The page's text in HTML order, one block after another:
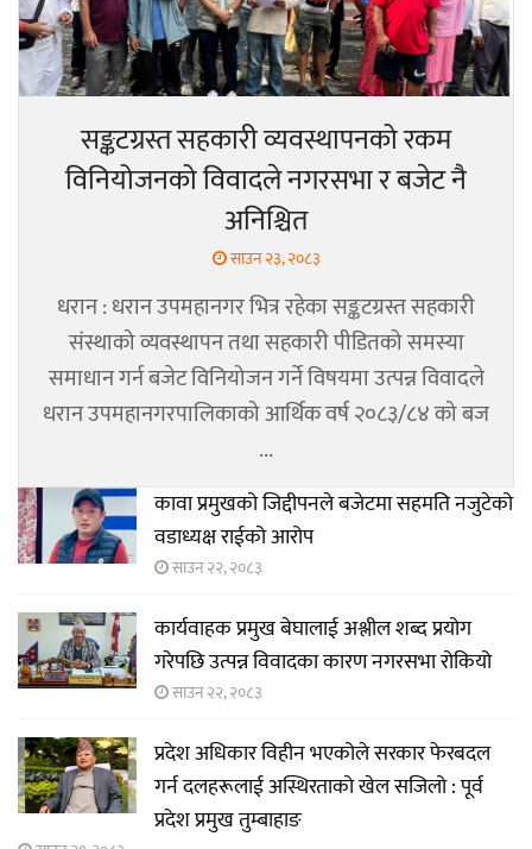
सङ्कटग्रस्त सहकारी व्यवस्थापनको रकम
विनियोजनको विवादले नगरसभा र बजेट नै
अनिश्चित
साउन २३, २०८३
धरान : धरान उपमहानगर भित्र रहेका सङ्कटग्रस्त सहकारी
संस्थाको व्यवस्थापन तथा सहकारी पीडितको समस्या
समाधान गर्न बजेट विनियोजन गर्ने विषयमा उत्पन्न विवादले
धरान उपमहानगरपालिकाको आर्थिक वर्ष २०८३/८४ को बज
...
कावा प्रमुखको जिद्दीपनले बजेटमा सहमति नजुटेको
वडाध्यक्ष राईको आरोप
साउन २२, २०८३
कार्यवाहक प्रमुख बेघालाई अश्लील शब्द प्रयोग
गरेपछि उत्पन्न विवादका कारण नगरसभा रोकियो
साउन २२, २०८३
प्रदेश अधिकार विहीन भएकोले सरकार फेरबदल
गर्न दलहरूलाई अस्थिरताको खेल सजिलो : पूर्व
प्रदेश प्रमुख तुम्बाहाङ